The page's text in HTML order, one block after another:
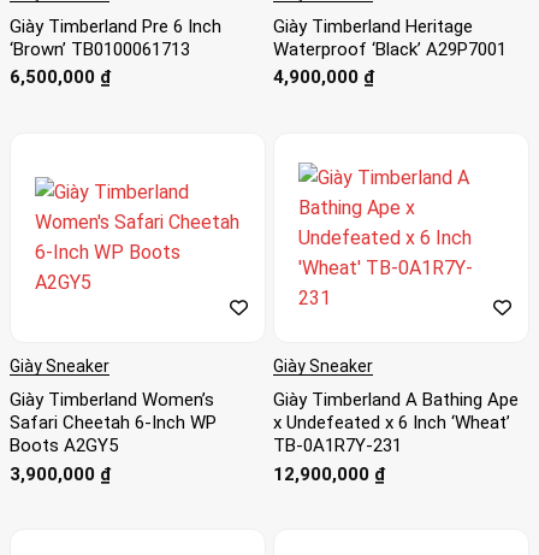
Giày Timberland Pre 6 Inch
‘Brown’ TB0100061713
6,500,000 ₫
Giày Timberland Heritage
Waterproof ‘Black’ A29P7001
4,900,000 ₫
Giày Sneaker
Giày Timberland Women’s
Safari Cheetah 6-Inch WP
Boots A2GY5
3,900,000 ₫
Giày Sneaker
Giày Timberland A Bathing Ape
x Undefeated x 6 Inch ‘Wheat’
TB-0A1R7Y-231
12,900,000 ₫